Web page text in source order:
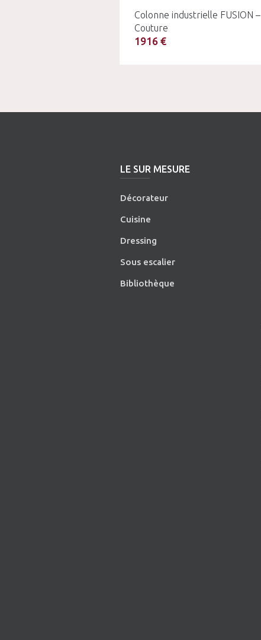
Colonne industrielle FUSION –
Couture
1916 €
LE SUR MESURE
Décorateur
Cuisine
Dressing
Sous escalier
Bibliothèque